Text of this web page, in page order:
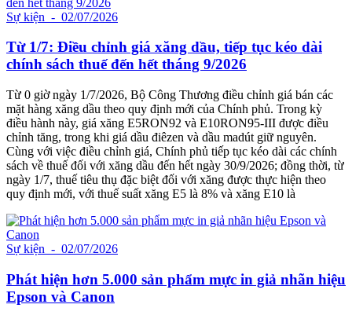
Sự kiện - 02/07/2026
Từ 1/7: Điều chỉnh giá xăng dầu, tiếp tục kéo dài
chính sách thuế đến hết tháng 9/2026
Từ 0 giờ ngày 1/7/2026, Bộ Công Thương điều chỉnh giá bán các
mặt hàng xăng dầu theo quy định mới của Chính phủ. Trong kỳ
điều hành này, giá xăng E5RON92 và E10RON95-III được điều
chỉnh tăng, trong khi giá dầu điêzen và dầu madút giữ nguyên.
Cùng với việc điều chỉnh giá, Chính phủ tiếp tục kéo dài các chính
sách về thuế đối với xăng dầu đến hết ngày 30/9/2026; đồng thời, từ
ngày 1/7, thuế tiêu thụ đặc biệt đối với xăng được thực hiện theo
quy định mới, với thuế suất xăng E5 là 8% và xăng E10 là
Sự kiện - 02/07/2026
Phát hiện hơn 5.000 sản phẩm mực in giả nhãn hiệu
Epson và Canon